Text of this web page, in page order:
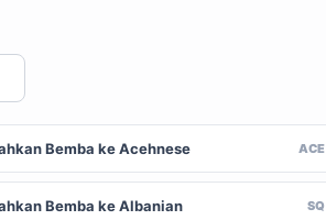
Bemba ke Acehnese ACE
Bemba ke Albanian SQ